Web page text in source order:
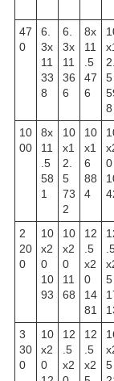
47
0
6.
3x
11
33
8
6.
3x
11
36
6
8x
11
.5
47
6
2.
5
8
10
00
8x
11
.5
58
1
10
x1
2.
5
73
2
10
x1
6
88
4
0
2
20
0
10
x2
0
10
93
10
x2
0
11
68
12
.5
x2
0
14
81
5
3
30
0
10
x2
0
12
.5
x2
12
.5
x2
5